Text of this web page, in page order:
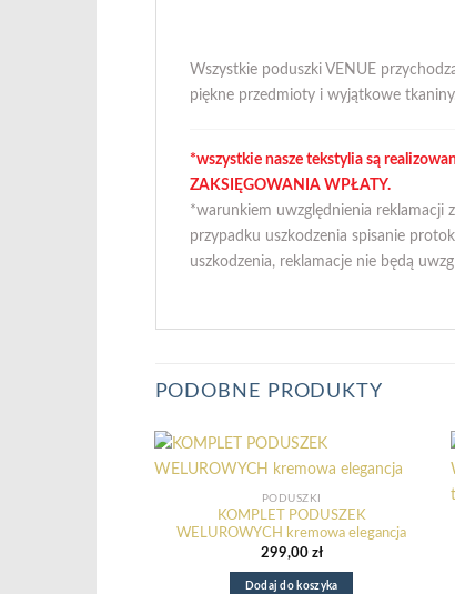
Wszystkie poduszki VENUE
piękne przedmioty i wyjątkowe
*wszystkie nasze tekstylia są
ZAKSIĘGOWANIA WPŁATY.
*warunkiem uwzględnienia reklamacji
przypadku uszkodzenia spisanie
uszkodzenia, reklamacje nie będą
PODOBNE PRODUKTY
PODUSZKI
KOMPLET PODUSZEK
WELUROWYCH kremowa elegancja
299,00 zł
Dodaj do koszyka